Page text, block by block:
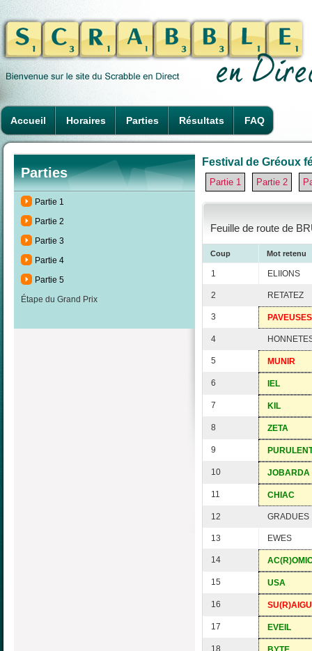
Accueil Horaires Parties Résultats FAQ
Parties
Partie 1
Partie 2
Partie 3
Partie 4
Partie 5
Étape du Grand Prix
Festival de Gréoux
Partie 1 Partie 2
Feuille de route de
Coup Mot retenu
1 ELIIONS
2 RETATEZ
3 PAVEUSES
4
5 MUNIR
6 IEL
7 KIL
8 ZETA
9
10 JOBARDA
11 CHIAC
12 GRADUES
13 EWES
14
15 USA
16
17 EVEIL